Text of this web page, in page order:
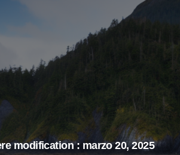
modification : marzo 20, 2025